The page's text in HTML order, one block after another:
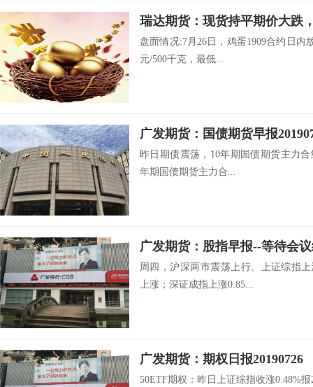
瑞达期货：现货持平期价大跌
盘面情况:7月26日，鸡蛋1909合约日内
元/500千克，最低...
昨日期债震荡，10年期国债期货主力合
年期国债期货主力合...
广发期货：股指早报--等待会议
周四，沪深两市震荡上行。上证综指
上涨；深证成指上涨0.85...
广发期货：期权日报20190726
50ETF期权：昨日上证综指收涨0.48%